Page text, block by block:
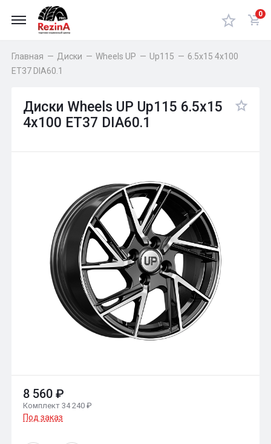
0
Главная — Диски — Wheels UP — Up115 — 6.5x15 4x100
ET37 DIA60.1
Диски Wheels UP Up115 6.5x15
4x100 ET37 DIA60.1
8 560 ₽
Комплект 34 240 ₽
Под заказ